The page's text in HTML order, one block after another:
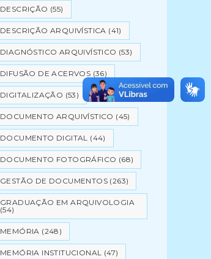
DESCRIÇÃO (55)
DESCRIÇÃO ARQUIVÍSTICA (41)
DIAGNÓSTICO ARQUIVÍSTICO (53)
DIFUSÃO DE ACERVOS (36)
DIGITALIZAÇÃO (53)
DOCUMENTO ARQUIVÍSTICO (45)
DOCUMENTO DIGITAL (44)
DOCUMENTO FOTOGRÁFICO (68)
GESTÃO DE DOCUMENTOS (263)
GRADUAÇÃO EM ARQUIVOLOGIA
(54)
MEMÓRIA (248)
MEMÓRIA INSTITUCIONAL (47)